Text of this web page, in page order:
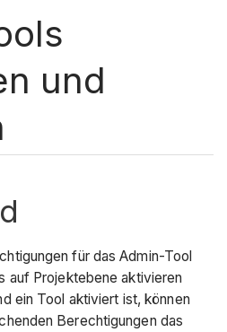
und
für das Admin-Tool
auf Projektebene aktivieren
ein Tool aktiviert ist, können
Berechtigungen das